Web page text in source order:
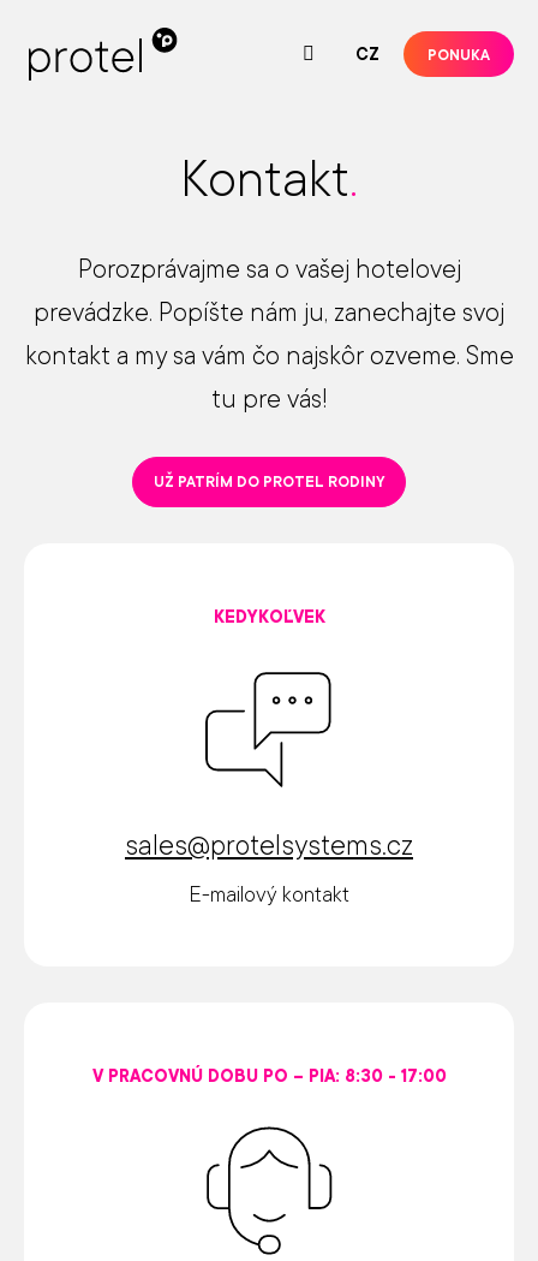
PONUKA
CZ
Kontakt.
Porozprávajme sa o vašej hotelovej
prevádzke. Popíšte nám ju, zanechajte svoj
kontakt a my sa vám čo najskôr ozveme. Sme
tu pre vás!
UŽ PATRÍM DO PROTEL RODINY
KEDYKOĽVEK
sales@protelsystems.cz
E-mailový kontakt
V PRACOVNÚ DOBU PO – PIA: 8:30 - 17:00